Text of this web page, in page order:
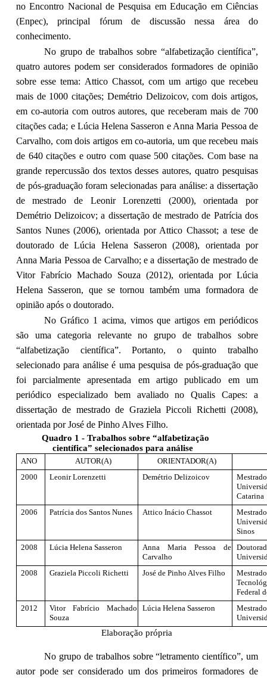
no Encontro Nacional de Pesquisa em Educação em Ciências
(Enpec), principal fórum de discussão nessa área do
conhecimento.
No grupo de trabalhos sobre “alfabetização científica”,
quatro autores podem ser considerados formadores de opinião
sobre esse tema: Attico Chassot, com um artigo que recebeu
mais de 1000 citações; Demétrio Delizoicov, com dois artigos,
em co-autoria com outros autores, que receberam mais de 700
citações cada; e Lúcia Helena Sasseron e Anna Maria Pessoa de
Carvalho, com dois artigos em co-autoria, um que recebeu mais
de 640 citações e outro com quase 500 citações. Com base na
grande repercussão dos textos desses autores, quatro pesquisas
de pós-graduação foram selecionadas para análise: a dissertação
de mestrado de Leonir Lorenzetti (2000), orientada por
Demétrio Delizoicov; a dissertação de mestrado de Patrícia dos
Santos Nunes (2006), orientada por Attico Chassot; a tese de
doutorado de Lúcia Helena Sasseron (2008), orientada por
Anna Maria Pessoa de Carvalho; e a dissertação de mestrado de
Vitor Fabrício Machado Souza (2012), orientada por Lúcia
Helena Sasseron, que se tornou também uma formadora de
opinião após o doutorado.
No Gráfico 1 acima, vimos que artigos em periódicos
são uma categoria relevante no grupo de trabalhos sobre
“alfabetização científica”. Portanto, o quinto trabalho
selecionado para análise é uma pesquisa de pós-graduação que
foi parcialmente apresentada em artigo publicado em um
periódico especializado bem avaliado no Qualis Capes: a
dissertação de mestrado de Graziela Piccoli Richetti (2008),
orientada por José de Pinho Alves Filho.
Quadro 1 - Trabalhos sobre “alfabetização
científica” selecionados para análise
ANO AUTOR(A)
ORIENTADOR(A)
2000
Leonir Lorenzetti Demétrio Delizoicov
Catarina
2006
Patrícia dos Santos Nunes Attico Inácio Chassot
Sinos
2008
Lúcia Helena Sasseron
Anna Maria Pessoa de
Carvalho
2008
Graziela Piccoli Richetti José de Pinho Alves Filho
Federal
2012
Vitor Fabrício Machado
Souza
Lúcia Helena Sasseron
Elaboração própria
No grupo de trabalhos sobre “letramento científico”, um
autor pode ser considerado um dos primeiros formadores de